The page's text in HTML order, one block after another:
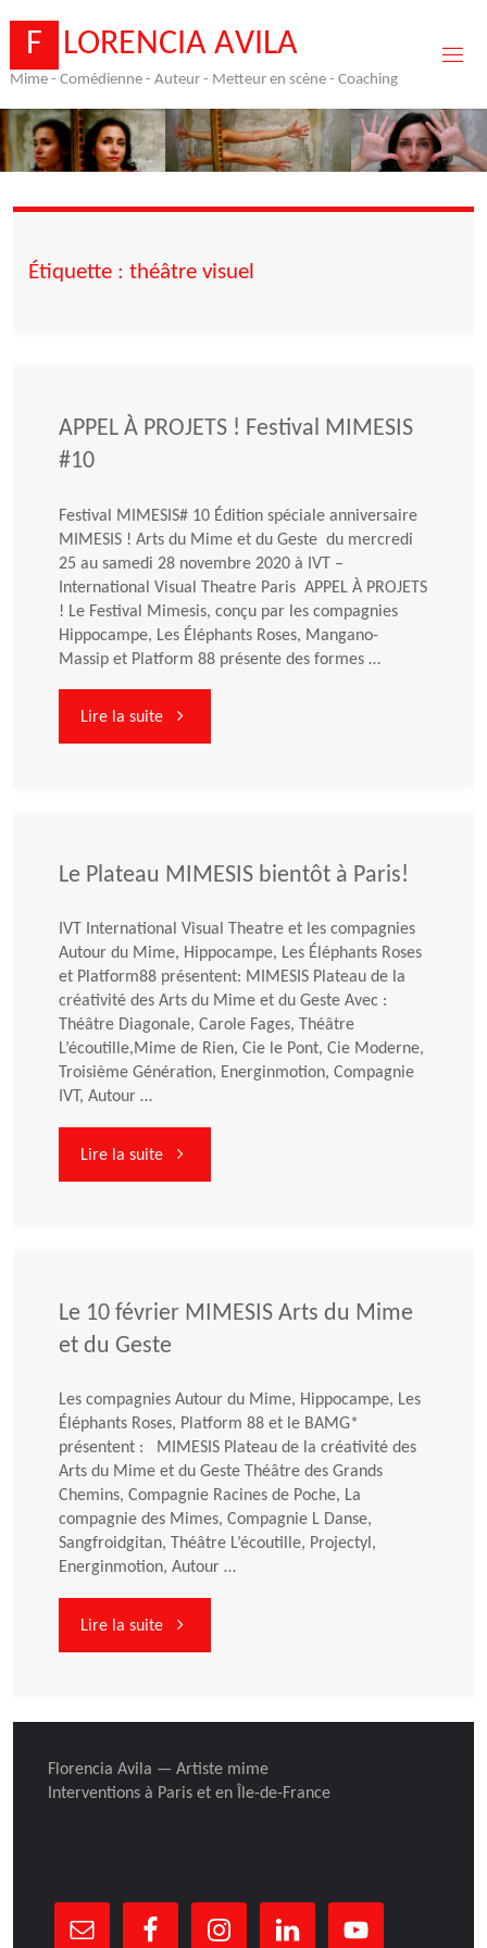
content
F LORENCIA AVILA
Mime - Comédienne - Auteur - Metteur en scène - Coaching
Étiquette :théâtre visuel
APPEL À PROJETS ! Festival MIMESIS
#10
Festival MIMESIS# 10 Édition spéciale anniversaire
MIMESIS ! Arts du Mime et du Geste du mercredi
25 au samedi 28 novembre 2020 à IVT –
International Visual Theatre Paris APPEL À PROJETS
! Le Festival Mimesis, conçu par les compagnies
Hippocampe, Les Éléphants Roses, Mangano-
Massip et Platform 88 présente des formes …
Lire la suite"APPEL
!
Festival
MIMESIS
#10"
Le Plateau MIMESIS bientôt à Paris!
IVT International Visual Theatre et les compagnies
Autour du Mime, Hippocampe, Les Éléphants Roses
et Platform88 présentent: MIMESIS Plateau de la
créativité des Arts du Mime et du Geste Avec :
Théâtre Diagonale, Carole Fages, Théâtre
L’écoutille,Mime de Rien, Cie le Pont, Cie Moderne,
Troisième Génération, Energinmotion, Compagnie
IVT, Autour …
Lire la suite"Le
bientôt
Paris!"
Le 10 février MIMESIS Arts du Mime
et du Geste
Les compagnies Autour du Mime, Hippocampe, Les
Éléphants Roses, Platform 88 et le BAMG*
présentent : MIMESIS Plateau de la créativité des
Arts du Mime et du Geste Théâtre des Grands
Chemins, Compagnie Racines de Poche, La
compagnie des Mimes, Compagnie L Danse,
Sangfroidgitan, Théâtre L’écoutille, Projectyl,
Energinmotion, Autour …
Lire la suite"Le
février
MIMESIS
Florencia Avila — Artiste mime
Interventions à Paris et en Île-de-France